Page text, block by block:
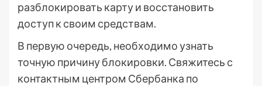
разблокировать карту и восстановить
доступ к своим средствам.
В первую очередь, необходимо узнать
точную причину блокировки. Свяжитесь с
контактным центром Сбербанка по